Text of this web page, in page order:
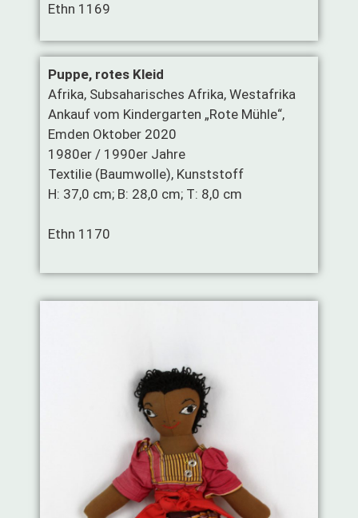
Ethn 1169
Puppe, rotes Kleid
Afrika, Subsaharisches Afrika, Westafrika
Ankauf vom Kindergarten „Rote Mühle“,
Emden Oktober 2020
1980er / 1990er Jahre
Textilie (Baumwolle), Kunststoff
H: 37,0 cm; B: 28,0 cm; T: 8,0 cm
Ethn 1170